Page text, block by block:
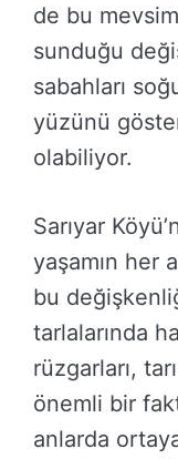
de bu
sunduğu
sabahları
yüzünü
olabiliyor.
Sarıyar
yaşamın her
bu
tarlalarında
rüzgarları,
önemli bir
anlarda